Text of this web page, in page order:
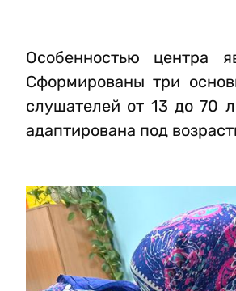
Особенностью центра
Сформированы три
слушателей от 13 до 70
адаптирована под